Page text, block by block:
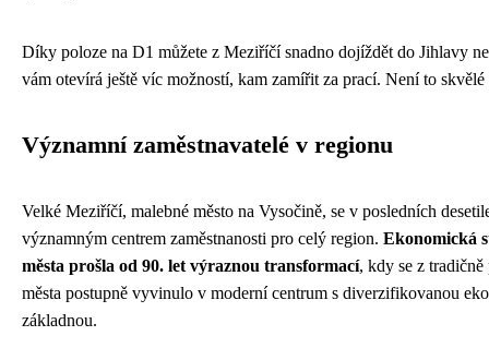
Díky poloze na D1 můžete z Meziříčí snadno dojíždět do Jihlavy
vám otevírá ještě víc možností, kam zamířit za prací. Není to
Významní zaměstnavatelé v regionu
Velké Meziříčí, malebné město na Vysočině, se v posledních
významným centrem zaměstnanosti pro celý region. Ekonomická
města prošla od 90. let výraznou transformací, kdy se z
města postupně vyvinulo v moderní centrum s diverzifikovanou
základnou.